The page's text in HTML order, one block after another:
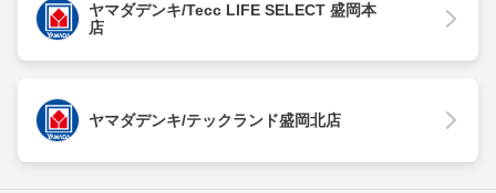
ヤマダデンキ/Tecc LIFE SELECT 盛岡本
店
ヤマダデンキ/テックランド盛岡北店